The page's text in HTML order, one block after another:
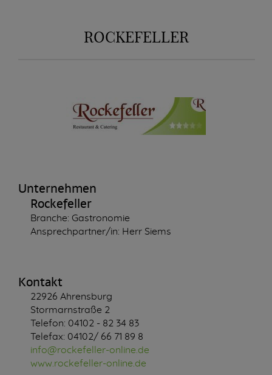
ROCKEFELLER
Unternehmen
Rockefeller
Branche: Gastronomie
Ansprechpartner/in: Herr Siems
Kontakt
22926 Ahrensburg
Stormarnstraße 2
Telefon: 04102 - 82 34 83
Telefax: 04102/ 66 71 89 8
info@rockefeller-online.de
www.rockefeller-online.de